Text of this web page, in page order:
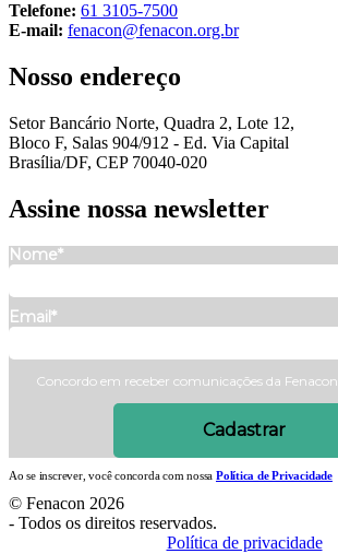
Telefone: 61 3105-7500
E-mail: fenacon@fenacon.org.br
Nosso endereço
Setor Bancário Norte, Quadra 2, Lote 12,
Bloco F, Salas 904/912 - Ed. Via Capital
Brasília/DF, CEP 70040-020
Assine nossa newsletter
Nome*
Email*
Concordo em receber comunicações da Fenacon.
Cadastrar
Ao se inscrever, você concorda com nossa Política de Privacidade
© Fenacon 2026
- Todos os direitos reservados.
Política de privacidade